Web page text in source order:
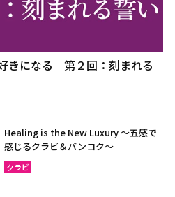
きになる｜第２回：刻まれる
Healing is the New Luxury ～五感で
感じるクラビ＆バンコク～
クラビ